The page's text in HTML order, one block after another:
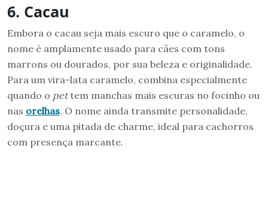
6. Cacau
Embora o cacau seja mais escuro que o caramelo, o
nome é amplamente usado para cães com tons
marrons ou dourados, por sua beleza e originalidade.
Para um vira-lata caramelo, combina especialmente
quando o pettem manchas mais escuras no focinho ou
nas orelhas. O nome ainda transmite personalidade,
doçura e uma pitada de charme, ideal para cachorros
com presença marcante.